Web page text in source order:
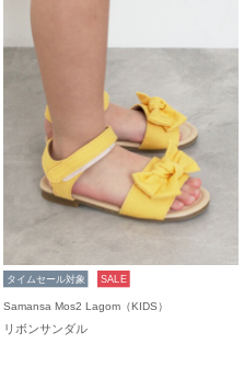
タイムセール対象 SALE
Samansa Mos2 Lagom（KIDS）
リボンサンダル